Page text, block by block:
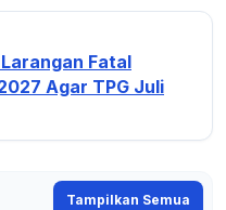
Fatal
Agar TPG Juli
Tampilkan Semua